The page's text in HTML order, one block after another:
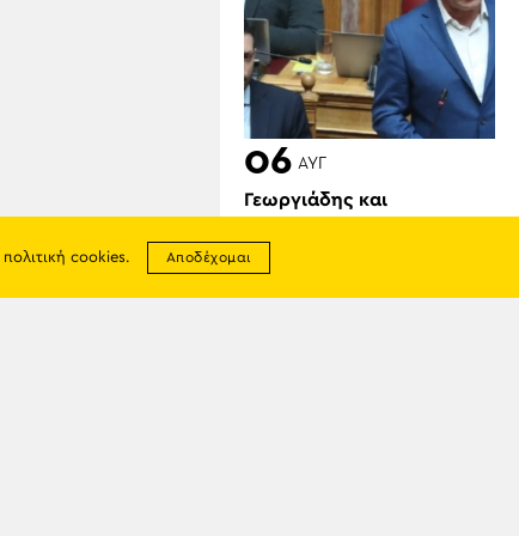
06 ΑΥΓ
Γεωργιάδης και
Τραμπ να παρέμβει για τα
Γλυπτά του Παρθενώνα:
πολιτική cookies. Αποδέχομαι